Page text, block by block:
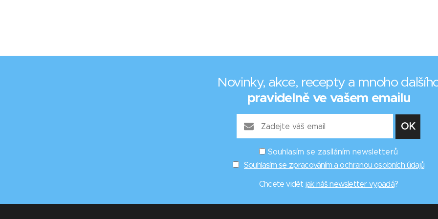
Novinky, akce, recepty a mnoho
pravidelně ve vašem emailu
Souhlasím se zasíláním newsletterů
Souhlasím se zpracováním a ochranou osobních údajů
Chcete vidět jak náš newsletter vypadá?